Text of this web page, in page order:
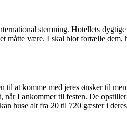
stemning. Hotellets dygtige
måtte være. I skal blot fortælle dem,
til at komme med jeres ønsker til
når I ankommer til festen. De
huse alt fra 20 til 720 gæster i